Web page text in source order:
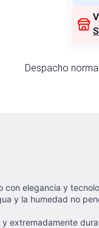
Despacho normal
con elegancia y
y la humedad no
extremadamente